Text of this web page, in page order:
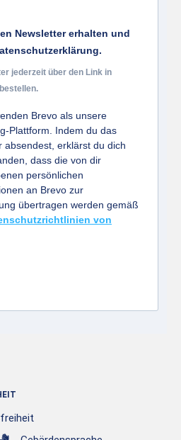
Newsletter erhalten und
jederzeit über den Link in
Brevo als unsere
Plattform. Indem du das
absendest, erklärst du dich
dass die von dir
persönlichen
an Brevo zur
übertragen werden gemäß
von